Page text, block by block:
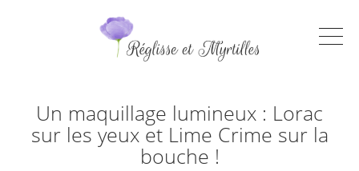
Un maquillage lumineux : Lorac
sur les yeux et Lime Crime sur la
bouche !